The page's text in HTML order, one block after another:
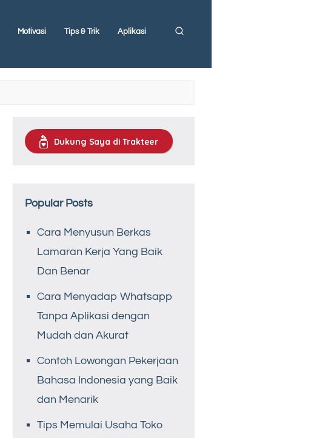
Motivasi Tips & Trik Aplikasi
Dukung Saya di Trakteer
Popular Posts
Cara Menyusun Berkas
Lamaran Kerja Yang Baik
Dan Benar
Cara Menyadap Whatsapp
Tanpa Aplikasi dengan
Mudah dan Akurat
Contoh Lowongan Pekerjaan
Bahasa Indonesia yang Baik
dan Menarik
Tips Memulai Usaha Toko